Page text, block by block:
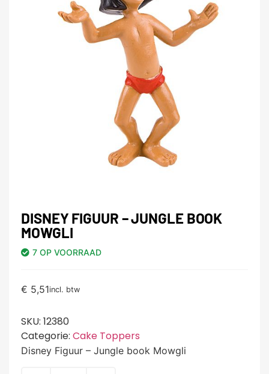
DISNEY FIGUUR – JUNGLE BOOK
MOWGLI
7 OP VOORRAAD
€ 5,51incl. btw
SKU: 12380
Categorie: Cake Toppers
Disney Figuur – Jungle book Mowgli